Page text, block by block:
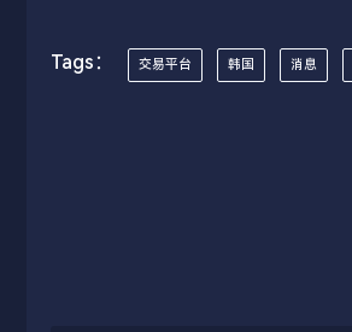
Tags： 交易平台 韩国 消息